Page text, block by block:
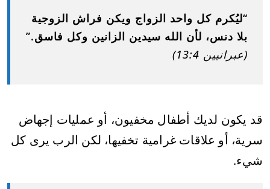
“ليُكرم كل واحد الزواج ويكن فراش الزوجية
بلا دنس، لأن الله سيدين الزانين وكل فاسق.”
(عبرانيين 13:4)
قد يكون لديك أطفال مخفيون، أو عمليات إجهاض
سرية، أو علاقات غرامية تخفيها، لكن الرب يرى كل
شيء.